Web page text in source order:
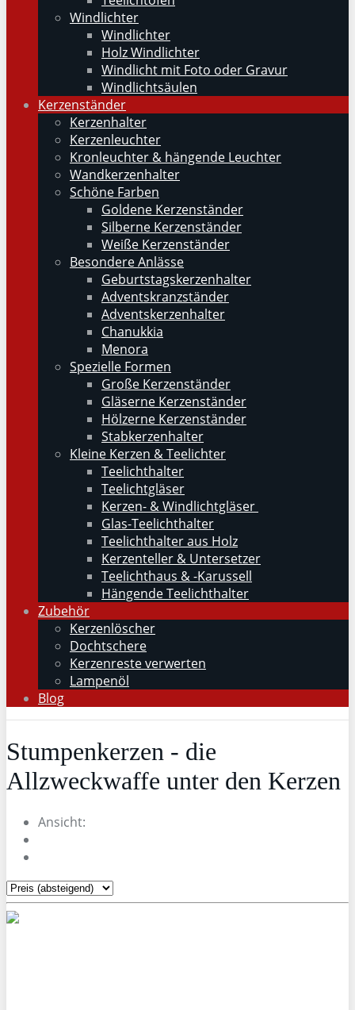
Windlichter
Windlichter
Holz Windlichter
Windlicht mit Foto oder Gravur
Windlichtsäulen
Kerzenständer
Kerzenhalter
Kerzenleuchter
Kronleuchter & hängende Leuchter
Wandkerzenhalter
Schöne Farben
Goldene Kerzenständer
Silberne Kerzenständer
Weiße Kerzenständer
Besondere Anlässe
Geburtstagskerzenhalter
Adventskranzständer
Adventskerzenhalter
Chanukkia
Menora
Spezielle Formen
Große Kerzenständer
Gläserne Kerzenständer
Hölzerne Kerzenständer
Stabkerzenhalter
Kleine Kerzen & Teelichter
Teelichthalter
Teelichtgläser
Kerzen- & Windlichtgläser
Glas-Teelichthalter
Teelichthalter aus Holz
Kerzenteller & Untersetzer
Teelichthaus & -Karussell
Hängende Teelichthalter
Zubehör
Kerzenlöscher
Dochtschere
Kerzenreste verwerten
Lampenöl
Blog
Stumpenkerzen - die
Allzweckwaffe unter den Kerzen
Ansicht: